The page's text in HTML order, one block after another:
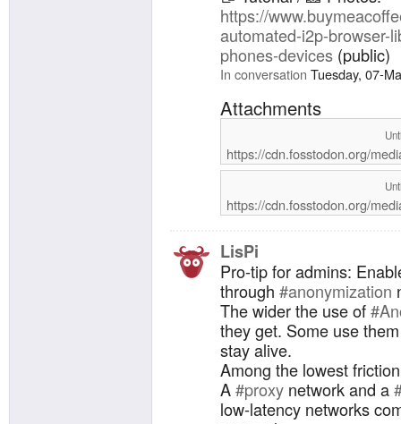
attacks
http://
shortcut
onto
this,
avoid
you
line)
BLOG:
https://
https://
automated-i2p-browser-
phones-devices (public)
In conversation Tuesday, 07-
Attachments
https://cdn.fosstodon.org/
https://cdn.fosstodon.org/
LisPi
Pro-tip for admins:
through #anonymization
The wider the use of
they get. Some use
stay alive.
Among the lowest
A#proxy network and a
low-latency networks